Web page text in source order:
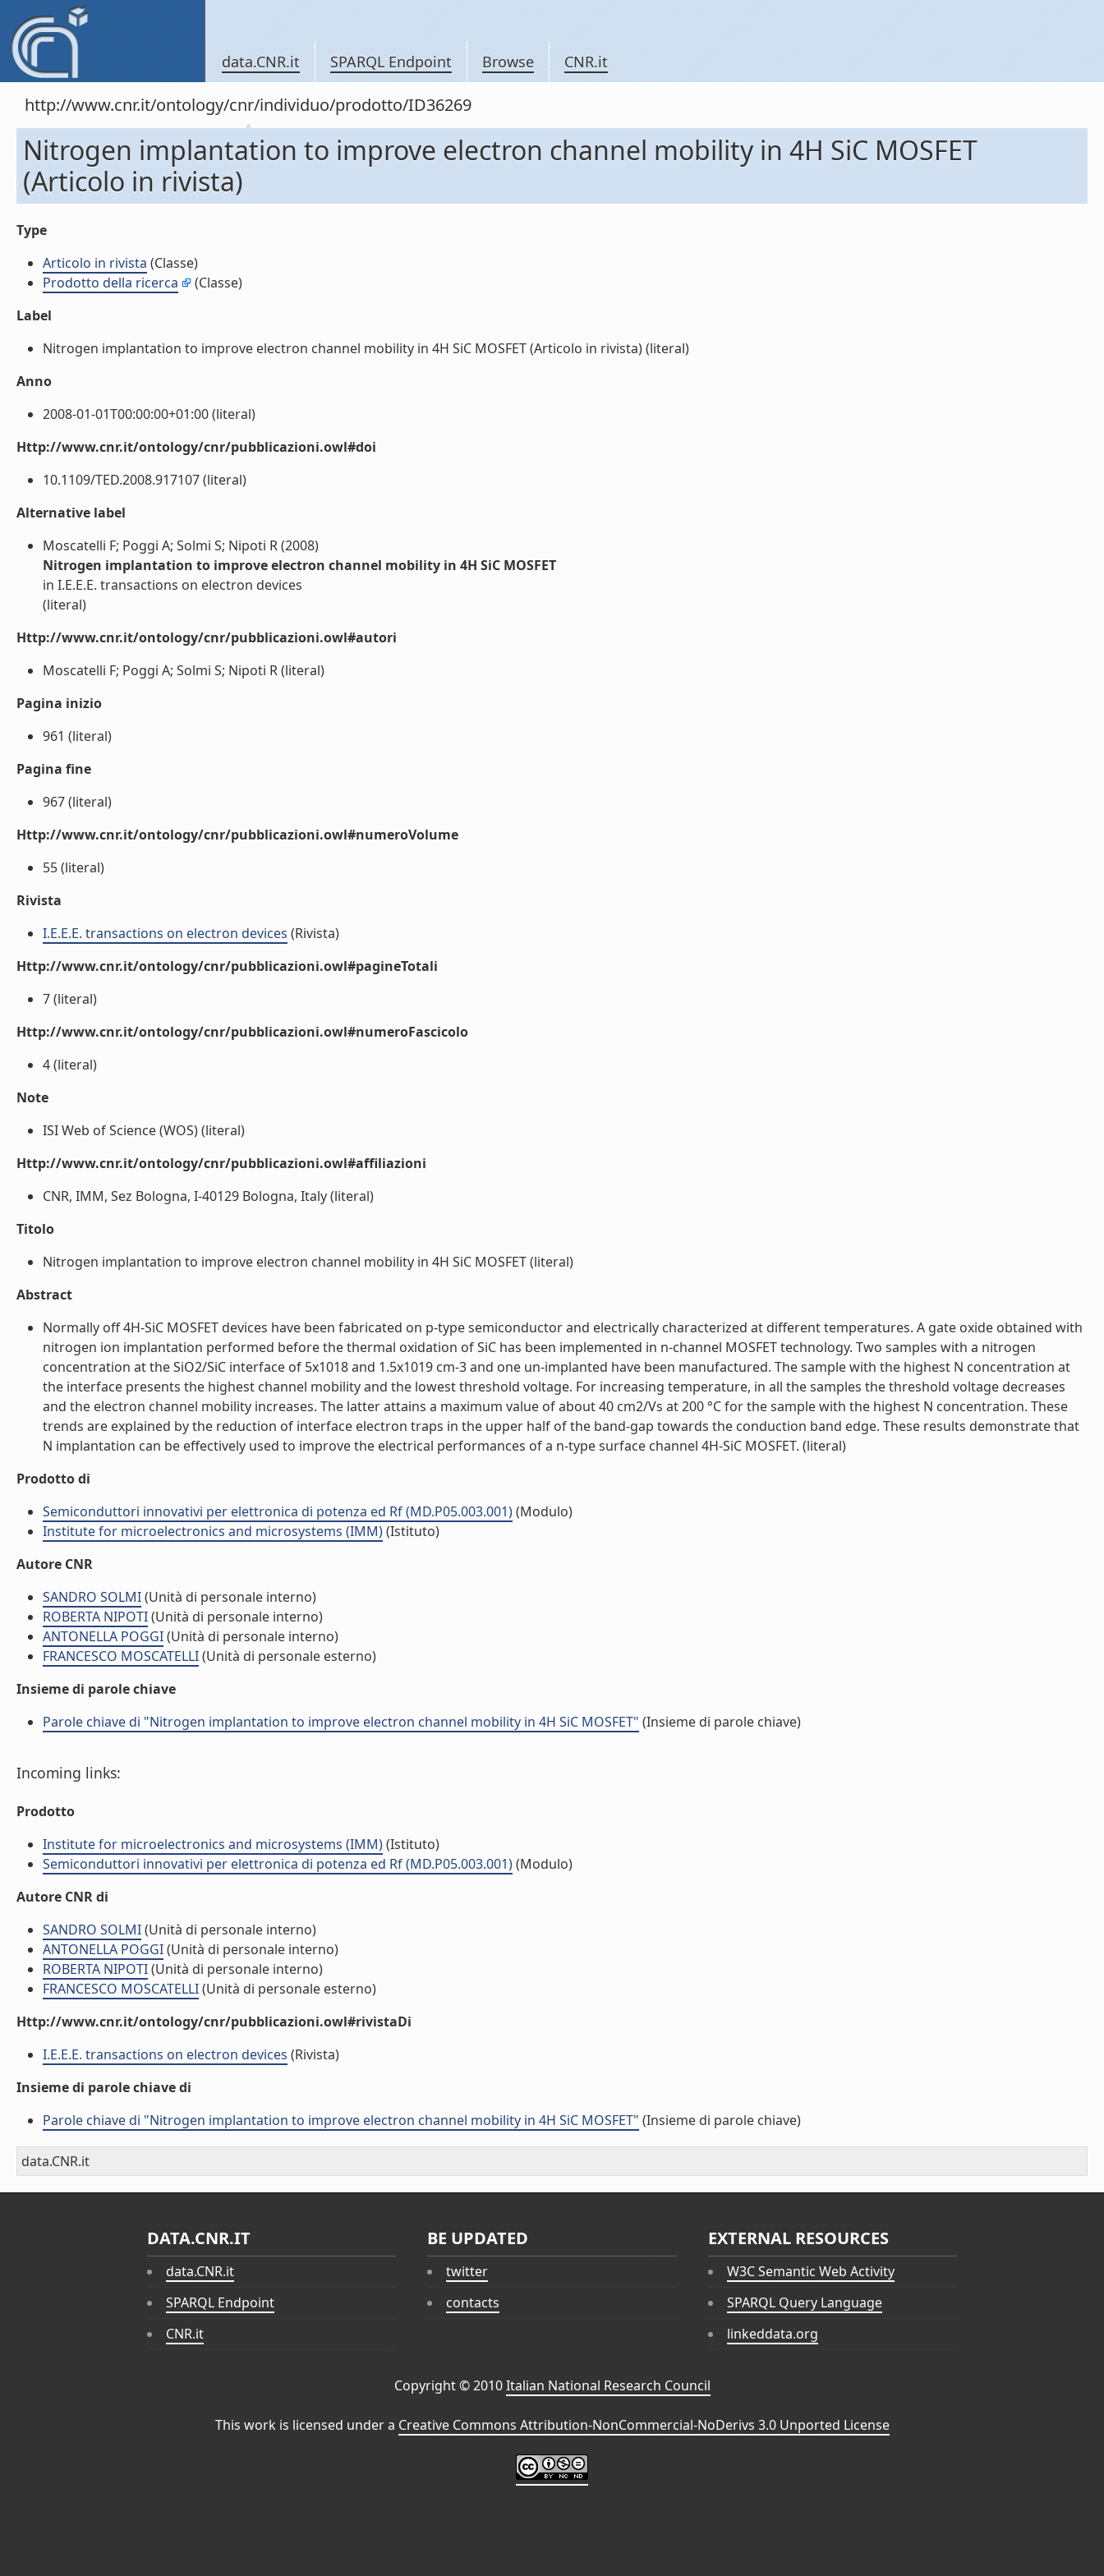
data.CNR.it SPARQL Endpoint Browse CNR.it
http://www.cnr.it/ontology/cnr/individuo/prodotto/ID36269
Nitrogen implantation to improve electron channel mobility in 4H SiC MOSFET
(Articolo in rivista)
Type
Articolo in rivista (Classe)
Prodotto della ricerca
(Classe)
Label
Nitrogen implantation to improve electron channel mobility in 4H SiC MOSFET (Articolo in rivista) (literal)
Anno
2008-01-01T00:00:00+01:00 (literal)
Http://www.cnr.it/ontology/cnr/pubblicazioni.owl#doi
10.1109/TED.2008.917107 (literal)
Alternative label
Moscatelli F; Poggi A; Solmi S; Nipoti R (2008)
Nitrogen implantation to improve electron channel mobility in 4H SiC MOSFET
in I.E.E.E. transactions on electron devices
(literal)
Http://www.cnr.it/ontology/cnr/pubblicazioni.owl#autori
Moscatelli F; Poggi A; Solmi S; Nipoti R (literal)
Pagina inizio
961 (literal)
Pagina fine
967 (literal)
Http://www.cnr.it/ontology/cnr/pubblicazioni.owl#numeroVolume
55 (literal)
Rivista
I.E.E.E. transactions on electron devices (Rivista)
Http://www.cnr.it/ontology/cnr/pubblicazioni.owl#pagineTotali
7 (literal)
Http://www.cnr.it/ontology/cnr/pubblicazioni.owl#numeroFascicolo
4 (literal)
Note
ISI Web of Science (WOS) (literal)
Http://www.cnr.it/ontology/cnr/pubblicazioni.owl#affiliazioni
CNR, IMM, Sez Bologna, I-40129 Bologna, Italy (literal)
Titolo
Nitrogen implantation to improve electron channel mobility in 4H SiC MOSFET (literal)
Abstract
Normally off 4H-SiC MOSFET devices have been fabricated on p-type semiconductor and electrically characterized at different temperatures. A gate oxide obtained with
nitrogen ion implantation performed before the thermal oxidation of SiC has been implemented in n-channel MOSFET technology. Two samples with a nitrogen
concentration at the SiO2/SiC interface of 5x1018 and 1.5x1019 cm-3 and one un-implanted have been manufactured. The sample with the highest N concentration at
the interface presents the highest channel mobility and the lowest threshold voltage. For increasing temperature, in all the samples the threshold voltage decreases
and the electron channel mobility increases. The latter attains a maximum value of about 40 cm2/Vs at 200 °C for the sample with the highest N concentration. These
trends are explained by the reduction of interface electron traps in the upper half of the band-gap towards the conduction band edge. These results demonstrate that
N implantation can be effectively used to improve the electrical performances of a n-type surface channel 4H-SiC MOSFET. (literal)
Prodotto di
Semiconduttori innovativi per elettronica di potenza ed Rf (MD.P05.003.001)(Modulo)
Institute for microelectronics and microsystems (IMM)(Istituto)
Autore CNR
SANDRO SOLMI(Unità di personale interno)
ROBERTA NIPOTI(Unità di personale interno)
ANTONELLA POGGI(Unità di personale interno)
FRANCESCO MOSCATELLI(Unità di personale esterno)
Insieme di parole chiave
Parole chiave di "Nitrogen implantation to improve electron channel mobility in 4H SiC MOSFET" (Insieme di parole chiave)
Incoming links:
Prodotto
Institute for microelectronics and microsystems (IMM)(Istituto)
Semiconduttori innovativi per elettronica di potenza ed Rf (MD.P05.003.001)(Modulo)
Autore CNR di
SANDRO SOLMI(Unità di personale interno)
ANTONELLA POGGI(Unità di personale interno)
ROBERTA NIPOTI(Unità di personale interno)
FRANCESCO MOSCATELLI(Unità di personale esterno)
Http://www.cnr.it/ontology/cnr/pubblicazioni.owl#rivistaDi
I.E.E.E. transactions on electron devices (Rivista)
Insieme di parole chiave di
Parole chiave di "Nitrogen implantation to improve electron channel mobility in 4H SiC MOSFET" (Insieme di parole chiave)
data.CNR.it
DATA.CNR.IT
data.CNR.it
SPARQL Endpoint
CNR.it
BE UPDATED
twitter
contacts
EXTERNAL RESOURCES
W3C Semantic Web Activity
SPARQL Query Language
linkeddata.org
Copyright © 2010Italian National Research Council
This work is licensed under a Creative Commons Attribution-NonCommercial-NoDerivs 3.0 Unported License